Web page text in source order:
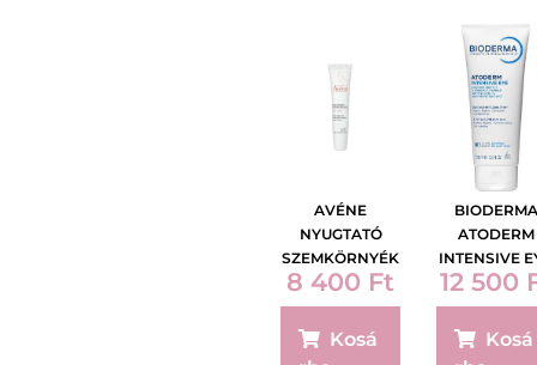
AVÉNE
NYUGTATÓ
SZEMKÖRNYÉK
ÁPOLÓ KRÉM
15ML
8 400 Ft
Kosá
BIODERMA
ATODERM
INTENSIVE
GÉL-KRÉM
ml
12 500
Kosá